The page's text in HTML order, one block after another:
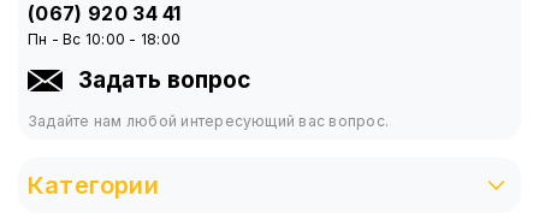
(067) 920 34 41
Пн - Вс 10:00 - 18:00
Задать вопрос
Задайте нам любой интересующий вас вопрос.
Категории